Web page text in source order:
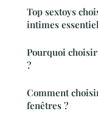
Top sextoys
intimes
Pourquoi
?
Comment
fenêtres ?